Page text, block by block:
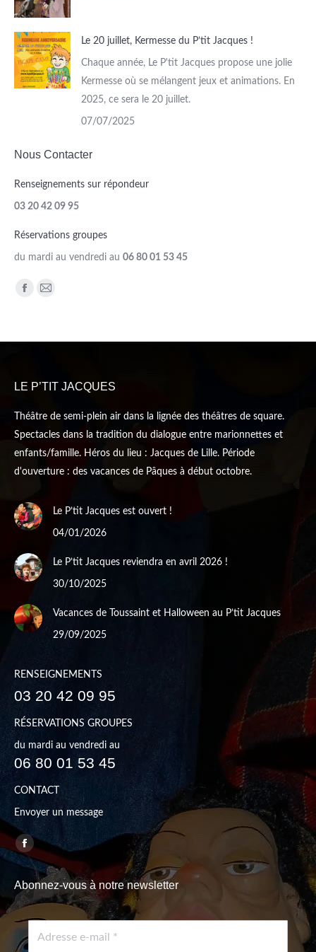
Le 20 juillet, Kermesse du P’tit Jacques !
Chaque année, Le P'tit Jacques propose une jolie
Kermesse où se mélangent jeux et animations. En
2025, ce sera le 20 juillet.
07/07/2025
Nous Contacter
Renseignements sur répondeur
03 20 42 09 95
Réservations groupes
du mardi au vendredi au 06 80 01 53 45
Trouvez nous sur :
windowwindow
LE P’TIT JACQUES
Théâtre de semi-plein air dans la lignée des théâtres de square.
Spectacles dans la tradition du dialogue entre marionnettes et
enfants/famille. Héros du lieu : Jacques de Lille. Période
d'ouverture : des vacances de Pâques à début octobre.
Le P’tit Jacques est ouvert !
04/01/2026
Le P’tit Jacques reviendra en avril 2026 !
30/10/2025
Vacances de Toussaint et Halloween au P’tit Jacques
29/09/2025
RENSEIGNEMENTS
03 20 42 09 95
RÉSERVATIONS GROUPES
du mardi au vendredi au
06 80 01 53 45
CONTACT
Envoyer un message
Trouvez nous sur :
Facebook
page
opens
in
new
window
Abonnez-vous à notre newsletter